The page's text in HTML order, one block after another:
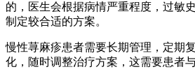
的，医生会根据病情严重程度，过敏
制定较合适的方案。
慢性荨麻疹患者需要长期管理，定期
化，随时调整治疗方案，这需要患者